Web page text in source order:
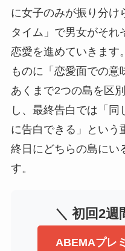
に女子のみが振り分け
タイム」で男女がそれ
恋愛を進めていきます
ものに「恋愛面での意
あくまで2つの島を区
し、最終告白では「
に告白できる」という
終日にどちらの島にい
す。
＼ 初回2週
ABEMAプレ